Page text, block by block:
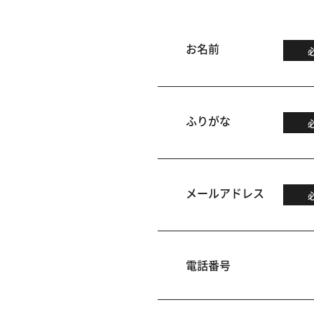
お名前
ふりがな
メールアドレス
電話番号